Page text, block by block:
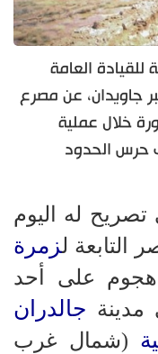
العامة
جاويدان، عن مصرع
خلال عملية
حرس الحدود
تصريح له اليوم
التابعة لزمرة
هجوم على أحد
مدينة جالدران
(شمال غرب